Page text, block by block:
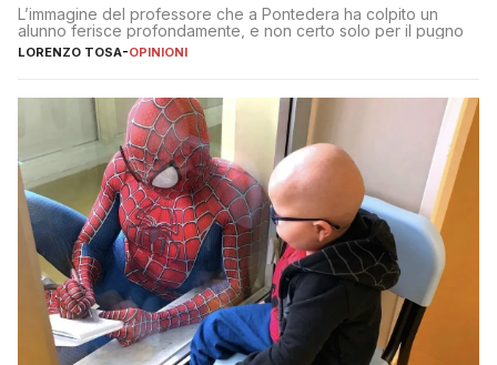
L’immagine del professore che a Pontedera ha colpito un
alunno ferisce profondamente, e non certo solo per il pugno
LORENZO TOSA-OPINIONI